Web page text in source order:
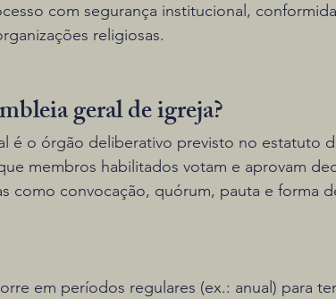
com segurança institucional,
religiosas.
geral de igreja?
é o órgão deliberativo previsto no estatuto
membros habilitados votam e aprovam
como convocação, quórum, pauta e forma
em períodos regulares (ex.: anual) para